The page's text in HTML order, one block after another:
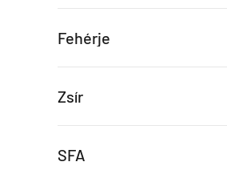
Fehérje
Zsír
SFA